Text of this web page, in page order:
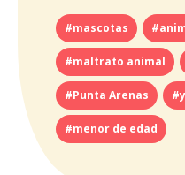
#mascotas
#maltrato animal
#Punta Arenas
#menor de edad